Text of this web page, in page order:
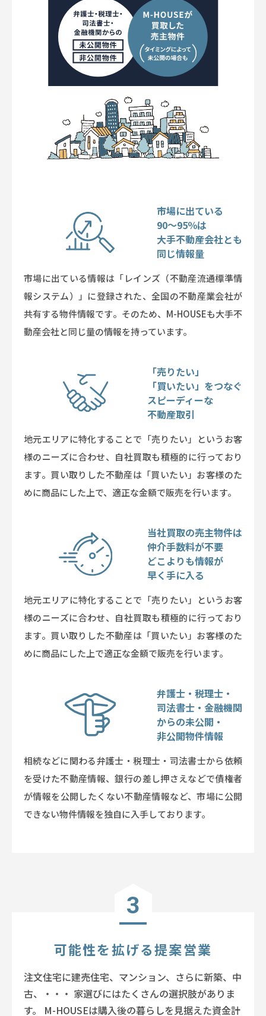
市場に出ている
90～95％は
大手不動産会社とも
同じ情報量
市場に出ている情報は「レインズ（不動産流通標準情
報システム）」に登録された、全国の不動産業会社が
共有する物件情報です。そのため、M-HOUSEも大手不
動産会社と同じ量の情報を持っています。
「売りたい」
「買いたい」をつなぐ
スピーディーな
不動産取引
地元エリアに特化することで「売りたい」というお客
様のニーズに合わせ、自社買取も積極的に行っており
ます。買い取りした不動産は「買いたい」お客様のた
めに商品にした上で、適正な金額で販売を行います。
当社買取の売主物件は
仲介手数料が不要
どこよりも情報が
早く手に入る
地元エリアに特化することで「売りたい」というお客
様のニーズに合わせ、自社買取も積極的に行っており
ます。買い取りした不動産は「買いたい」お客様のた
めに商品にした上で適正な金額で販売を行います。
弁護士・税理士・
司法書士・金融機関
からの未公開・
非公開物件情報
相続などに関わる弁護士・税理士・司法書士から依頼
を受けた不動産情報、銀行の差し押さえなどで債権者
が情報を公開したくない不動産情報など、市場に公開
できない物件情報を独自に入手しております。
3
可能性を拡げる提案営業
注文住宅に建売住宅、マンション、さらに新築、中
古、・・・ 家選びにはたくさんの選択肢がありま
す。
M-HOUSEは購入後の暮らしを見据えた資金計